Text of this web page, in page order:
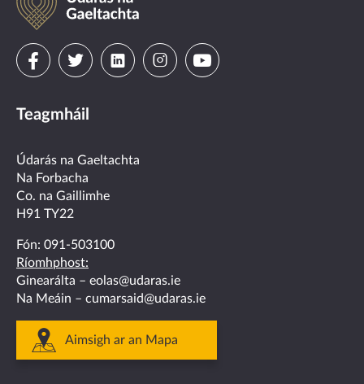
na
Gaeltachta
Visit
on
facebook
Visit
on
twitter
Visit
linkedin
VisitVisit
Teagmháil
Údarás na Gaeltachta
Na Forbacha
Co. na Gaillimhe
H91 TY22
Fón: 091-503100
Ríomhphost:
Ginearálta – eolas@udaras.ie
Na Meáin – cumarsaid@udaras.ie
Aimsigh ar an Mapa